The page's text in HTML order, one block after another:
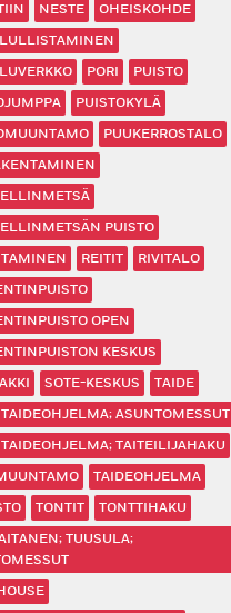
NESTE
OHEISKOHDE
PORI
PUISTO
PUISTOKYLÄ
PUUKERROSTALO
PUISTO
REITIT
RIVITALO
OPEN
KESKUS
SOTE-KESKUS
TAIDE
ASUNTOMESSUT
TAITEILIJAHAKU
TAIDEOHJELMA
TONTIT
TONTTIHAKU
TUUSULA;